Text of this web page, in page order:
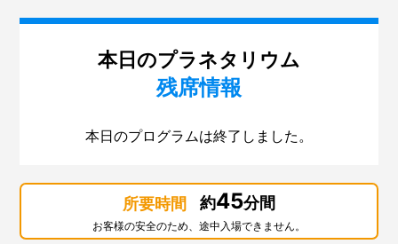
本日のプラネタリウム
残席情報
本日のプログラムは終了しました。
所要時間 約45分間
お客様の安全のため、途中入場できません。